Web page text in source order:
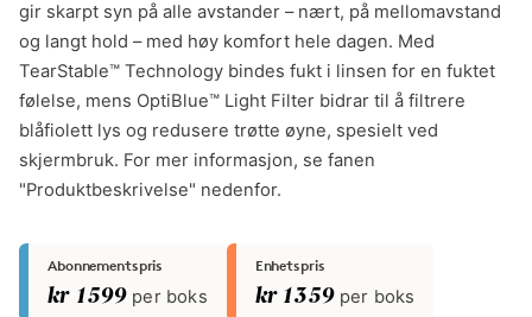
gir skarpt syn på alle avstander – nært, på mellomavstand
og langt hold – med høy komfort hele dagen. Med
TearStable™ Technology bindes fukt i linsen for en fuktet
følelse, mens OptiBlue™ Light Filter bidrar til å filtrere
blåfiolett lys og redusere trøtte øyne, spesielt ved
skjermbruk. For mer informasjon, se fanen
"Produktbeskrivelse" nedenfor.
Abonnementspris
kr 1599 per boks
Enhetspris
kr 1359 per boks